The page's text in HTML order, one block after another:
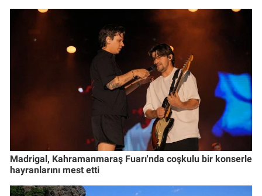
Madrigal, Kahramanmaraş Fuarı'nda coşkulu bir konserle
hayranlarını mest etti